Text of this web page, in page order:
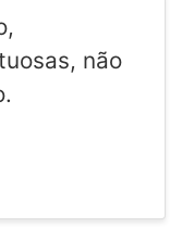
não